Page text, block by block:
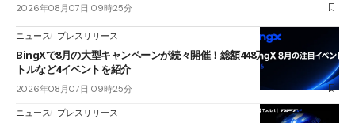
2026年08月07日 09時25分
ニュース プレスリリース
BingXで8月の大型キャンペーンが続々開催！総額448万USDT超のAIバ
トルなど4イベントを紹介
2026年08月07日 09時25分
ニュース プレスリリース